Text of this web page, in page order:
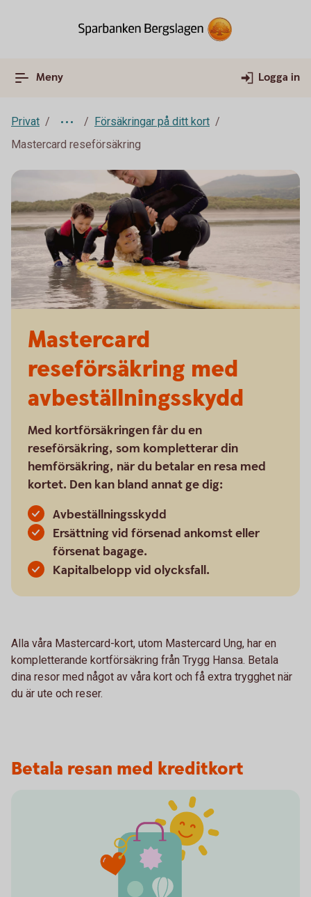
Meny Logga in
Privat
Försäkringar på ditt kort
Mastercard reseförsäkring
Mastercard
reseförsäkring med
avbeställningsskydd
Med kortförsäkringen får du en
reseförsäkring, som kompletterar din
hemförsäkring, när du betalar en resa med
kortet. Den kan bland annat ge dig:
Avbeställningsskydd
Ersättning vid försenad ankomst eller
försenat bagage.
Kapitalbelopp vid olycksfall.
Alla våra Mastercard-kort, utom Mastercard Ung, har en
kompletterande kortförsäkring från Trygg Hansa. Betala
dina resor med något av våra kort och få extra trygghet när
du är ute och reser.
Betala resan med kreditkort